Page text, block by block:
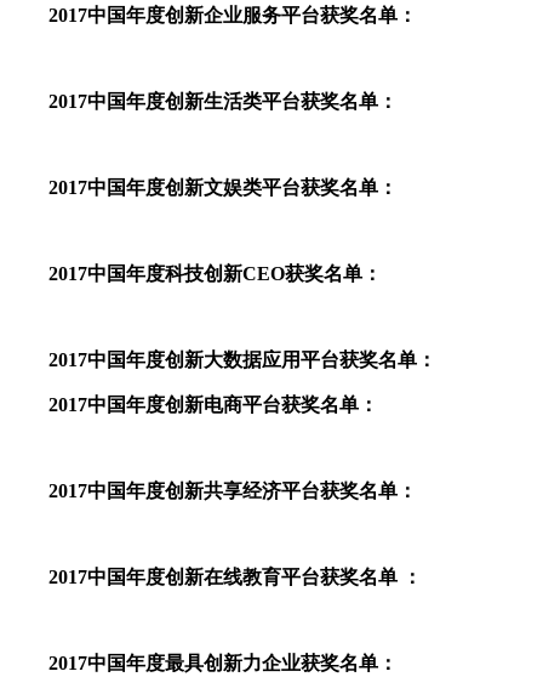
2017中国年度创新企业服务平台获奖名单：
2017中国年度创新生活类平台获奖名单：
2017中国年度创新文娱类平台获奖名单：
2017中国年度科技创新CEO获奖名单：
2017中国年度创新大数据应用平台获奖名单：
2017中国年度创新电商平台获奖名单：
2017中国年度创新共享经济平台获奖名单：
2017中国年度创新在线教育平台获奖名单 ：
2017中国年度最具创新力企业获奖名单：